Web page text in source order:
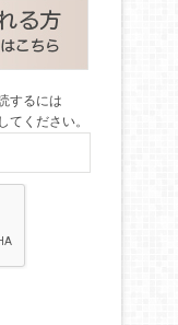
するには
てください。